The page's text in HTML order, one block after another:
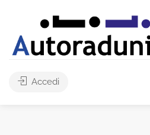
Accedi